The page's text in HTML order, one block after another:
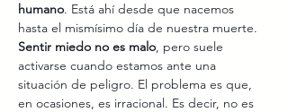
humano. Está ahí desde que nacemos
hasta el mismísimo día de nuestra muerte.
Sentir miedo no es malo, pero suele
activarse cuando estamos ante una
situación de peligro. El problema es que,
en ocasiones, es irracional. Es decir, no es